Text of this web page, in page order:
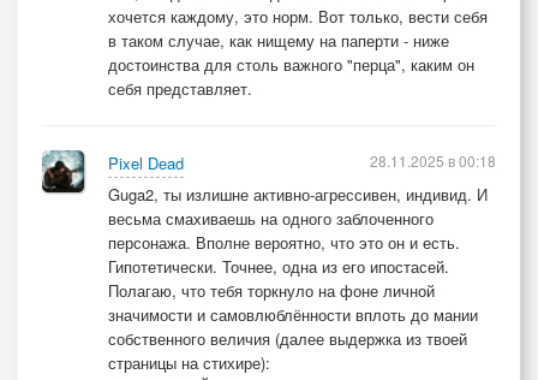
хочется каждому, это норм. Вот только, вести себя
в таком случае, как нищему на паперти - ниже
достоинства для столь важного "перца", каким он
себя представляет.
Pixel Dead
Guga2, ты излишне активно-агрессивен, индивид. И
весьма смахиваешь на одного заблоченного
персонажа. Вполне вероятно, что это он и есть.
Гипотетически. Точнее, одна из его ипостасей.
Полагаю, что тебя торкнуло на фоне личной
значимости и самовлюблённости вплоть до мании
собственного величия (далее выдержка из твоей
страницы на стихире):
28.11.2025 в 00:18